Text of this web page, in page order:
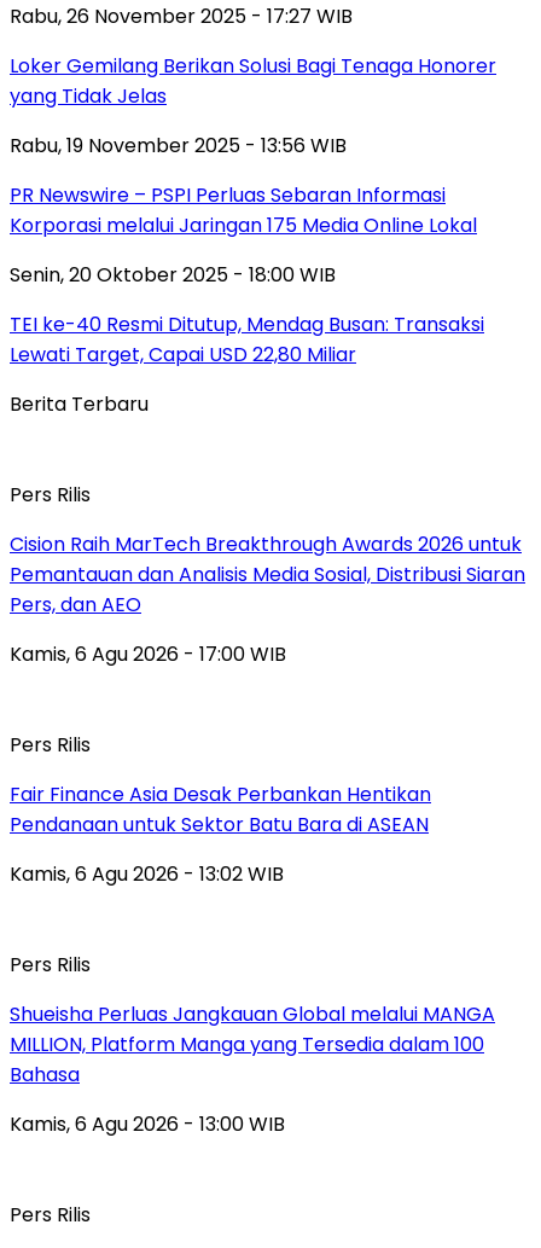
Rabu, 26 November 2025 - 17:27 WIB
Loker Gemilang Berikan Solusi Bagi Tenaga Honorer
yang Tidak Jelas
Rabu, 19 November 2025 - 13:56 WIB
PR Newswire – PSPI Perluas Sebaran Informasi
Korporasi melalui Jaringan 175 Media Online Lokal
Senin, 20 Oktober 2025 - 18:00 WIB
TEI ke-40 Resmi Ditutup, Mendag Busan: Transaksi
Lewati Target, Capai USD 22,80 Miliar
Berita Terbaru
Pers Rilis
Cision Raih MarTech Breakthrough Awards 2026 untuk
Pemantauan dan Analisis Media Sosial, Distribusi Siaran
Pers, dan AEO
Kamis, 6 Agu 2026 - 17:00 WIB
Pers Rilis
Fair Finance Asia Desak Perbankan Hentikan
Pendanaan untuk Sektor Batu Bara di ASEAN
Kamis, 6 Agu 2026 - 13:02 WIB
Pers Rilis
Shueisha Perluas Jangkauan Global melalui MANGA
MILLION, Platform Manga yang Tersedia dalam 100
Bahasa
Kamis, 6 Agu 2026 - 13:00 WIB
Pers Rilis